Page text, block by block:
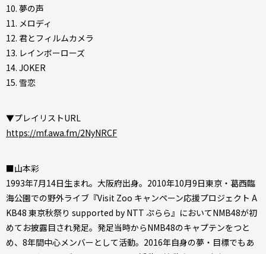
10. 夢の声
11. メロディ
12. 君とフィルムカメラ
13. レインボーローズ
14. JOKER
15. 雪恋
▼プレイリストURL
https://mf.awa.fm/2NyNRCF
■山本彩
1993年7月14日生まれ。大阪府出身。2010年10月9日東京・葛西臨
海公園での野外ライブ『Visit Zoo キャンペーン応援プロジェクト A
KB48 東京秋祭り supported by NTT ぷらら』においてNMB48が初
めてお披露目され発足。発足当時からNMB48のキャプテンをつと
め、8年間中心メンバーとして活動。2016年自身の夢・目標でもあ